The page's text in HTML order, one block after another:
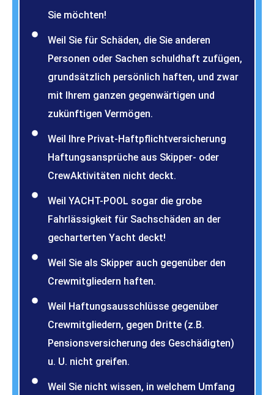
Sie möchten!
Weil Sie für Schäden, die Sie anderen
Personen oder Sachen schuldhaft zufügen,
grundsätzlich persönlich haften, und zwar
mit Ihrem ganzen gegenwärtigen und
zukünftigen Vermögen.
Weil Ihre Privat-Haftpflichtversicherung
Haftungsansprüche aus Skipper- oder
CrewAktivitäten nicht deckt.
Weil YACHT-POOL sogar die grobe
Fahrlässigkeit für Sachschäden an der
gecharterten Yacht deckt!
Weil Sie als Skipper auch gegenüber den
Crewmitgliedern haften.
Weil Haftungsausschlüsse gegenüber
Crewmitgliedern, gegen Dritte (z.B.
Pensionsversicherung des Geschädigten)
u. U. nicht greifen.
Weil Sie nicht wissen, in welchem Umfang